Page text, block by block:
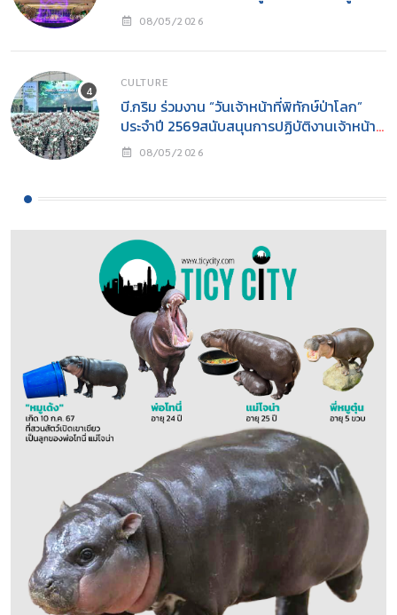
เป็น ‘ผู้ให้’ ในวันแม่
08/05/2026
CULTURE
บี.กริม ร่วมงาน “วันเจ้าหน้าที่พิทักษ์ป่าโลก”
ประจำปี 2569สนับสนุนการปฏิบัติงานเจ้าหน้าที่
พิทักษ์ป่าพร้อมส่งเสริมการอนุรักษ์ธรรมชาติสู่
08/05/2026